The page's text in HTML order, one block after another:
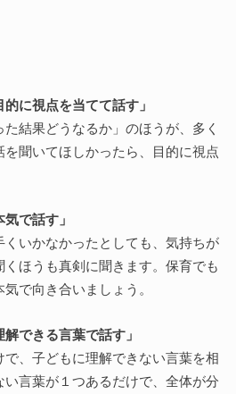
的に視点を当てて話す」
た結果どうなるか」のほうが、多く
聞いてほしかったら、目的に視点
気で話す」
いかなかったとしても、気持ちが
ほうも真剣に聞きます。保育でも
で向き合いましょう。
解できる言葉で話す」
、子どもに理解できない言葉を相
言葉が１つあるだけで、全体が分